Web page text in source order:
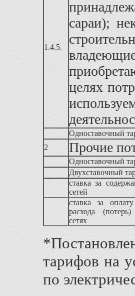
1.4.5.
сараи);
целях
Одноставочный
2
Прочие
Одноставочный
Двухставочный
ставка за
сетей
ставка за оплату
расхода
сетях
тарифов на
по